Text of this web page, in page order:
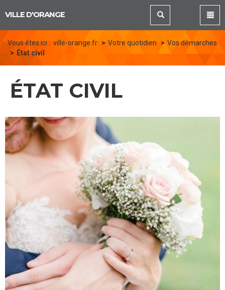
VILLE D'ORANGE
Vous êtes ici : ville-orange.fr Votre quotidien
Vos démarches
État civil
ÉTAT CIVIL